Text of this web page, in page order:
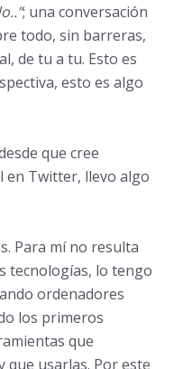
; una conversación
todo, sin barreras,
de tu a tu. Esto es
esto es algo
que cree
en Twitter, llevo algo
Para mí no resulta
tecnologías, lo tengo
ordenadores
los primeros
que
que usarlas. Por este